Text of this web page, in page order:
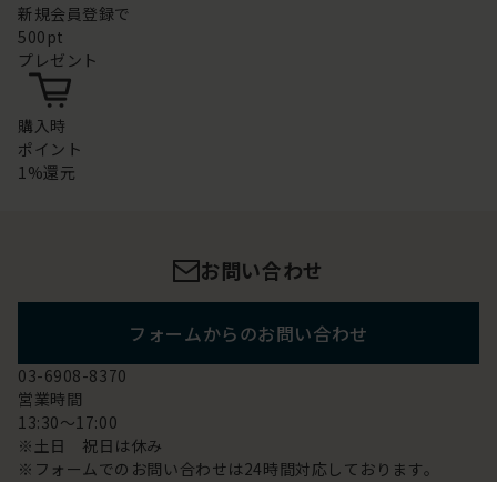
新規会員登録で
500pt
プレゼント
購入時
ポイント
1%還元
お問い合わせ
フォームからのお問い合わせ
03-6908-8370
営業時間
13:30～17:00
※土日 祝日は休み
※フォームでのお問い合わせは24時間対応しております。